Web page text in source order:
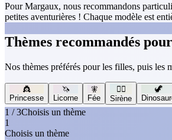
Pour Margaux, nous recommandons
petites aventurières ! Chaque modèle est
Thèmes recommandés
Nos thèmes préférés pour les filles, puis les
👸
Princesse
🦄
Licorne
🧚
Fée
🧜‍♀️
Sirène
🦖
1 / 3Choisis un thème
1
Choisis un thème